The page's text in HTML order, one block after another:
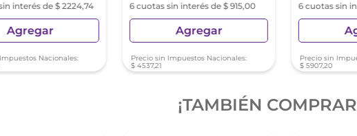
interés de $ 2224,74
Agregar
Nacionales:
6 cuotas sin interés de $ 915,00
Agregar
Precio sin Impuestos Nacionales:
$ 4537,21
6 cuotas sin
Precio sin
$ 5907,20
¡TAMBIÉN